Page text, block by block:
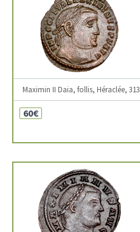
Maximin II Daia, follis, Héraclée, 313
60€